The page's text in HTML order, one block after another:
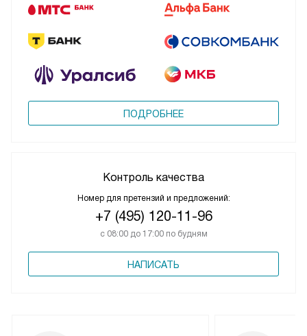
ПОДРОБНЕЕ
Контроль качества
Номер для претензий и предложений:
+7 (495) 120-11-96
с 08:00 до 17:00 по будням
НАПИСАТЬ